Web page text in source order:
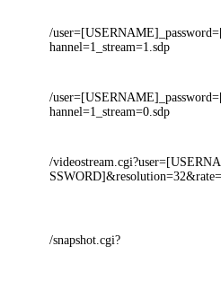
/
hannel=1_stream=1.sdp
/
hannel=1_stream=0.sdp
/
/snapshot.cgi?